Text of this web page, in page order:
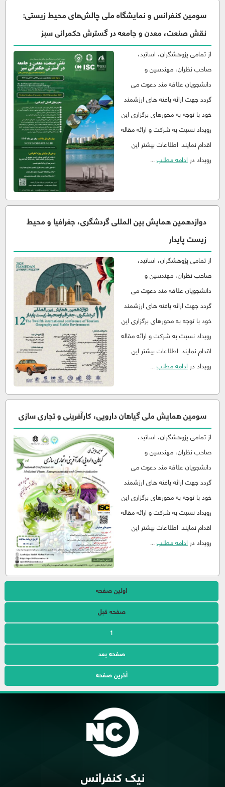
سومین کنفرانس و نمایشگاه ملی چالش‌های محيط زيستی:
نقش صنعت، معدن و جامعه در گسترش حکمرانی سبز
از تمامی پژوهشگران، اساتید،
صاحب نظران، مهندسین و
دانشجویان علاقه مند دعوت می
گردد جهت ارائه یافته های ارزشمند
خود با توجه به محورهای برگزاری این
رویداد نسبت به شرکت و ارائه مقاله
اقدام نمایند. اطلاعات بیشتر این
رویداد در ادامه مطلب...
دوازدهمین همایش بین المللی گردشگری، جغرافیا و محیط
زیست پایدار
از تمامی پژوهشگران، اساتید،
صاحب نظران، مهندسین و
دانشجویان علاقه مند دعوت می
گردد جهت ارائه یافته های ارزشمند
خود با توجه به محورهای برگزاری این
رویداد نسبت به شرکت و ارائه مقاله
اقدام نمایند. اطلاعات بیشتر این
رویداد در ادامه مطلب...
سومین همایش ملی گیاهان دارویی، کارآفرینی و تجاری سازی
از تمامی پژوهشگران، اساتید،
صاحب نظران، مهندسین و
دانشجویان علاقه مند دعوت می
گردد جهت ارائه یافته های ارزشمند
خود با توجه به محورهای برگزاری این
رویداد نسبت به شرکت و ارائه مقاله
اقدام نمایند. اطلاعات بیشتر این
رویداد در ادامه مطلب...
اولین صفحه
صفحه قبل
1
صفحه بعد
آخرین صفحه
نیک کنفرانس